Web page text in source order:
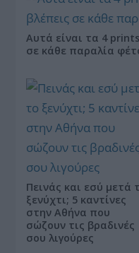
Αυτά είναι τα 4
σε κάθε παραλία
Πεινάς και εσύ μετά
ξενύχτι; 5 καντίνες
στην Αθήνα που
σώζουν τις βραδινές
σου λιγούρες